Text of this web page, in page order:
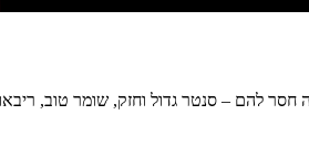
חסר להם – סנטר גדול וחזק, שומר טוב,